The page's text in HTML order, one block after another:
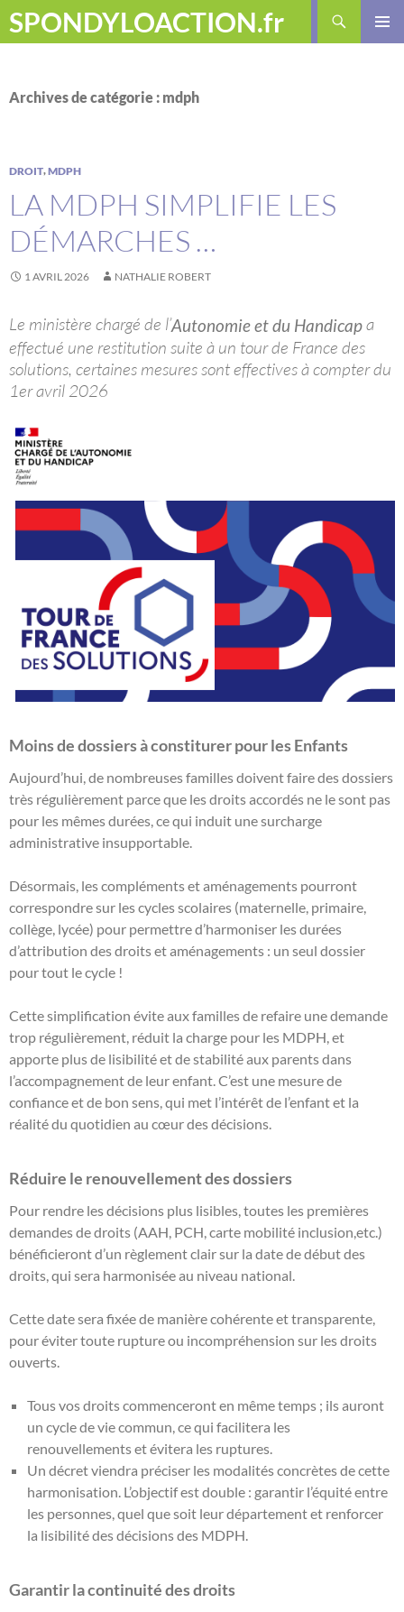
Aller
auSPONDYLOACTION.fr
Recherche
Archives de catégorie : mdph
DROIT,MDPH
LA MDPH SIMPLIFIE LES
DÉMARCHES …
1 AVRIL 2026 NATHALIE ROBERT
Le ministère chargé de l’Autonomie et du Handicapa
effectué une restitution suite à un tour de France des
solutions, certaines mesures sont effectives à compter du
1er avril 2026
Moins de dossiers à constiturer pour les Enfants
Aujourd’hui, de nombreuses familles doivent faire des dossiers
très régulièrement parce que les droits accordés ne le sont pas
pour les mêmes durées, ce qui induit une surcharge
administrative insupportable.
Désormais, les compléments et aménagements pourront
correspondre sur les cycles scolaires (maternelle, primaire,
collège, lycée) pour permettre d’harmoniser les durées
d’attribution des droits et aménagements : un seul dossier
pour tout le cycle !
Cette simplification évite aux familles de refaire une demande
trop régulièrement, réduit la charge pour les MDPH, et
apporte plus de lisibilité et de stabilité aux parents dans
l’accompagnement de leur enfant. C’est une mesure de
confiance et de bon sens, qui met l’intérêt de l’enfant et la
réalité du quotidien au cœur des décisions.
Réduire le renouvellement des dossiers
Pour rendre les décisions plus lisibles, toutes les premières
demandes de droits (AAH, PCH, carte mobilité inclusion,etc.)
bénéficieront d’un règlement clair sur la date de début des
droits, qui sera harmonisée au niveau national.
Cette date sera fixée de manière cohérente et transparente,
pour éviter toute rupture ou incompréhension sur les droits
ouverts.
Tous vos droits commenceront en même temps ; ils auront
un cycle de vie commun, ce qui facilitera les
renouvellements et évitera les ruptures.
Un décret viendra préciser les modalités concrètes de cette
harmonisation. L’objectif est double : garantir l’équité entre
les personnes, quel que soit leur département et renforcer
la lisibilité des décisions des MDPH.
Garantir la continuité des droits